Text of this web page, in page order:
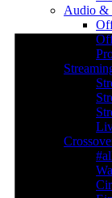
Audio &
2.